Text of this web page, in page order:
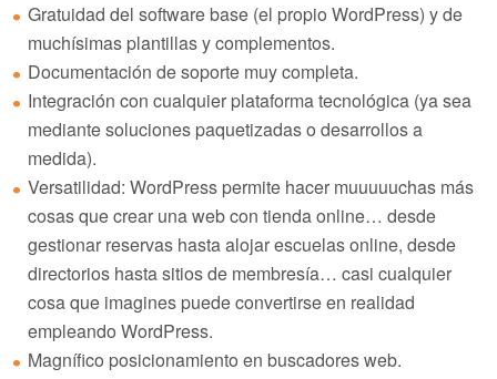
Gratuidad del software base (el propio WordPress) y de
muchísimas plantillas y complementos.
Documentación de soporte muy completa.
Integración con cualquier plataforma tecnológica (ya sea
mediante soluciones paquetizadas o desarrollos a
medida).
Versatilidad: WordPress permite hacer muuuuuchas más
cosas que crear una web con tienda online… desde
gestionar reservas hasta alojar escuelas online, desde
directorios hasta sitios de membresía… casi cualquier
cosa que imagines puede convertirse en realidad
empleando WordPress.
Magnífico posicionamiento en buscadores web.